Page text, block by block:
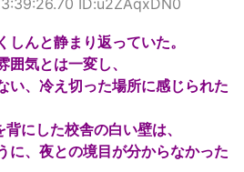
しんと静まり返っていた。
気とは一変し、
い、冷え切った場所に感じられた
にした校舎の白い壁は、
に、夜との境目が分からなかった